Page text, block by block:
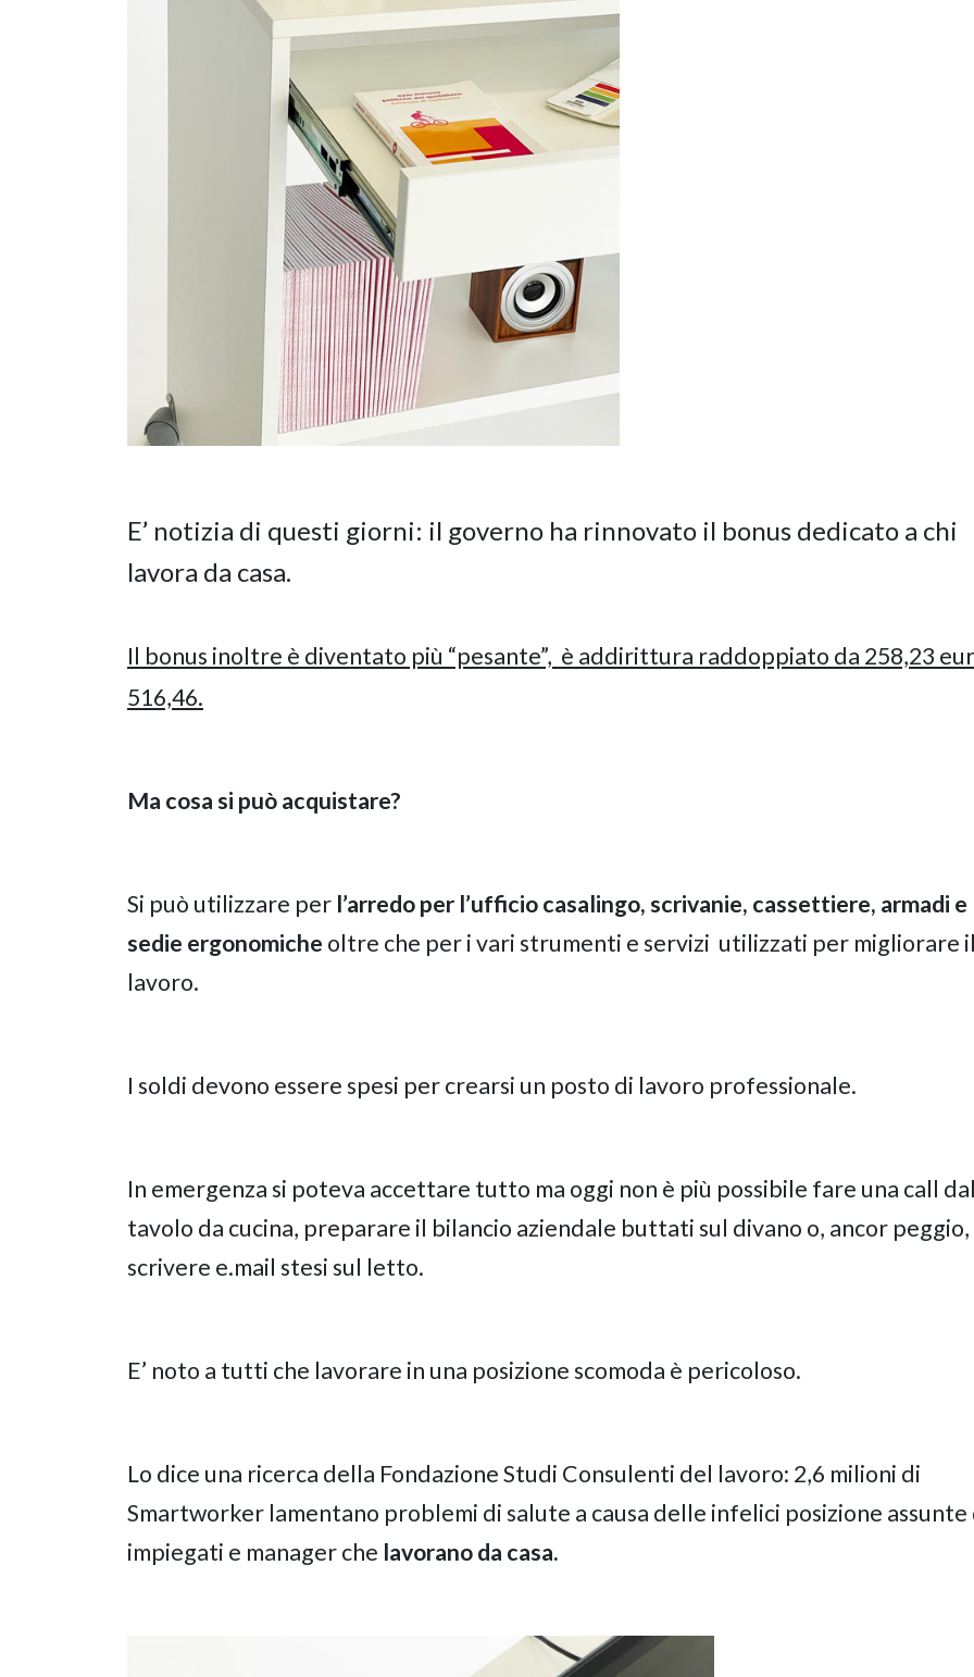
E’ notizia di questi giorni: il governo ha rinnovato il bonus dedicato a chi
lavora da casa.
Il bonus inoltre è diventato più “pesante”, è addirittura raddoppiato da 258,23
516,46.
Ma cosa si può acquistare?
Si può utilizzare per l’arredo per l’ufficio casalingo, scrivanie, cassettiere, armadi e
sedie ergonomiche oltre che per i vari strumenti e servizi utilizzati per migliorare
lavoro.
I soldi devono essere spesi per crearsi un posto di lavoro professionale.
In emergenza si poteva accettare tutto ma oggi non è più possibile fare una call
tavolo da cucina, preparare il bilancio aziendale buttati sul divano o, ancor peggio,
scrivere e.mail stesi sul letto.
E’ noto a tutti che lavorare in una posizione scomoda è pericoloso.
Lo dice una ricerca della Fondazione Studi Consulenti del lavoro: 2,6 milioni di
Smartworker lamentano problemi di salute a causa delle infelici posizione assunte
impiegati e manager che lavorano da casa.